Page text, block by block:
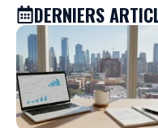
DERNIERS